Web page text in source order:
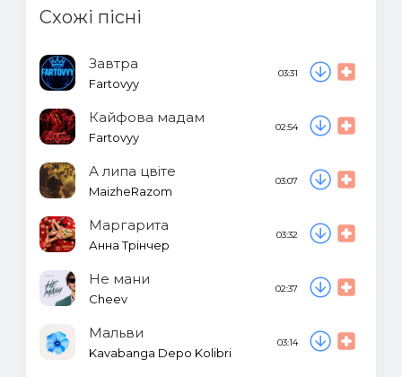
Схожі пісні
Завтра
Fartovyy
03:31
Кайфова мадам
Fartovyy
02:54
А липа цвіте
MaizheRazom
03:07
Маргарита
Анна Трінчер
03:32
Не мани
Cheev
02:37
Мальви
Kavabanga Depo Kolibri
03:14